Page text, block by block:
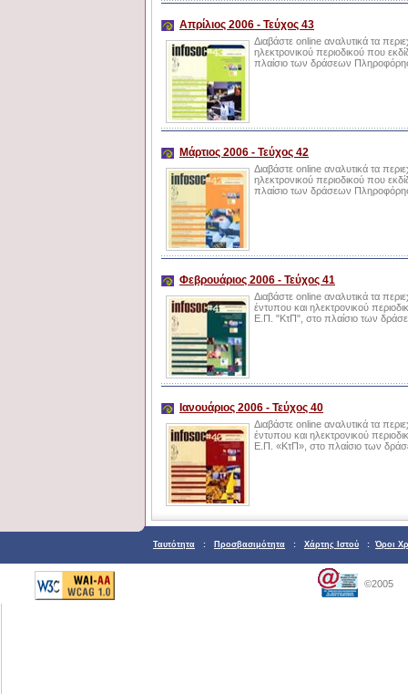
Απρίλιος 2006 - Τεύχος 43
Διαβάστε online αναλυτικά τα
ηλεκτρονικού περιοδικού που
πλαίσιο των δράσεων
Μάρτιος 2006 - Τεύχος 42
Διαβάστε online αναλυτικά τα
ηλεκτρονικού περιοδικού που
πλαίσιο των δράσεων
Φεβρουάριος 2006 - Τεύχος 41
Διαβάστε online αναλυτικά τα
έντυπου και ηλεκτρονικού
Ε.Π. "ΚτΠ", στο πλαίσιο των
Ιανουάριος 2006 - Τεύχος 40
Διαβάστε online αναλυτικά τα
έντυπου και ηλεκτρονικού
Ε.Π. «ΚτΠ», στο πλαίσιο των
Ταυτότητα : Προσβασιμότητα : Χάρτης Ιστού : Όροι
©2005